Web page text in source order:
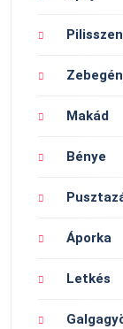
Makád
Bénye
Áporka
Letkés